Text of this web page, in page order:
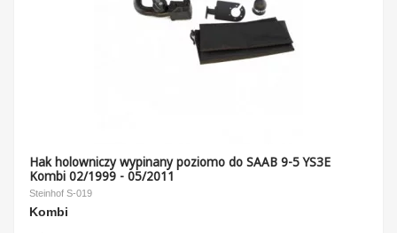
Hak holowniczy wypinany poziomo do SAAB 9-5 YS3E
Kombi 02/1999 - 05/2011
Steinhof S-019
Kombi